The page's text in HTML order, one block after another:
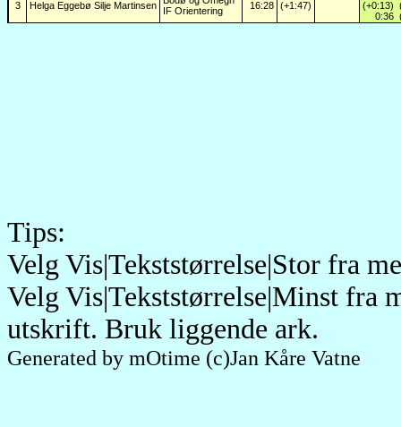
3 Helga Eggebø Silje Martinsen
IF Orientering
16:28 (+1:47)
(+0:13)
0:36
Tips:
Velg Vis|Tekststørrelse|Stor fra
Velg Vis|Tekststørrelse|Minst fra
utskrift. Bruk liggende ark.
Generated by mOtime (c)Jan Kåre Vatne